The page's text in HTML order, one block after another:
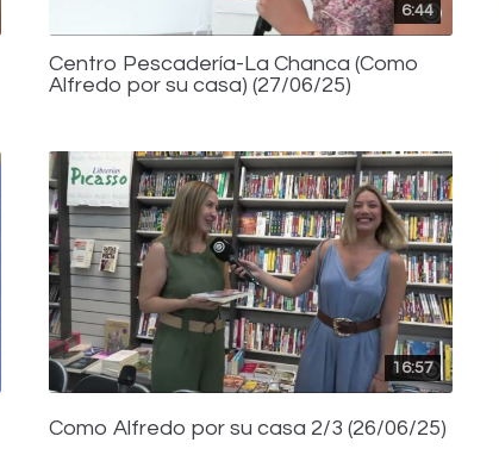
6:44
Centro Pescadería-La Chanca (Como
Alfredo por su casa) (27/06/25)
16:57
Como Alfredo por su casa 2/3 (26/06/25)